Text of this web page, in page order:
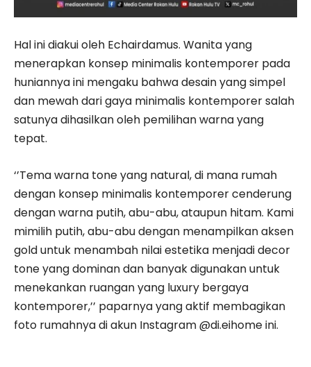
Hal ini diakui oleh Echairdamus. Wanita yang
menerapkan konsep minimalis kontemporer pada
huniannya ini mengaku bahwa desain yang simpel
dan mewah dari gaya minimalis kontemporer salah
satunya dihasilkan oleh pemilihan warna yang
tepat.
‘’Tema warna tone yang natural, di mana rumah
dengan konsep minimalis kontemporer cenderung
dengan warna putih, abu-abu, ataupun hitam. Kami
mimilih putih, abu-abu dengan menampilkan aksen
gold untuk menambah nilai estetika menjadi decor
tone yang dominan dan banyak digunakan untuk
menekankan ruangan yang luxury bergaya
kontemporer,’’ paparnya yang aktif membagikan
foto rumahnya di akun Instagram @di.eihome ini.